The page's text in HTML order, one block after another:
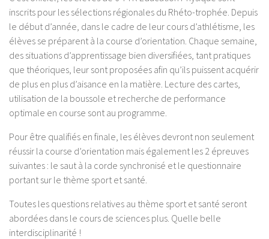
inscrits pour les sélections régionales du Rhéto-trophée. Depuis
le début d’année, dans le cadre de leur cours d’athlétisme, les
élèves se préparent à la course d’orientation. Chaque semaine,
des situations d’apprentissage bien diversifiées, tant pratiques
que théoriques, leur sont proposées afin qu’ils puissent acquérir
de plus en plus d’aisance en la matière. Lecture des cartes,
utilisation de la boussole et recherche de performance
optimale en course sont au programme.
Pour être qualifiés en finale, les élèves devront non seulement
réussir la course d’orientation mais également les 2 épreuves
suivantes : le saut à la corde synchronisé et le questionnaire
portant sur le thème sport et santé.
Toutes les questions relatives au thème sport et santé seront
abordées dans le cours de sciences plus. Quelle belle
interdisciplinarité !